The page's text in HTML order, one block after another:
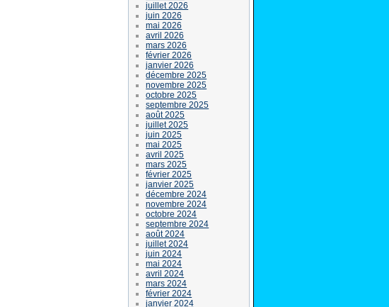
juillet 2026
juin 2026
mai 2026
avril 2026
mars 2026
février 2026
janvier 2026
décembre 2025
novembre 2025
octobre 2025
septembre 2025
août 2025
juillet 2025
juin 2025
mai 2025
avril 2025
mars 2025
février 2025
janvier 2025
décembre 2024
novembre 2024
octobre 2024
septembre 2024
août 2024
juillet 2024
juin 2024
mai 2024
avril 2024
mars 2024
février 2024
janvier 2024